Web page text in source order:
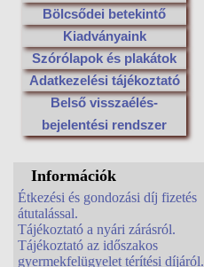
Bölcsődei betekintő
Kiadványaink
Szórólapok és plakátok
Adatkezelési tájékoztató
Belső visszaélés-
bejelentési rendszer
Információk
Étkezési és gondozási díj fizetés
átutalással.
Tájékoztató a nyári zárásról.
Tájékoztató az időszakos
gyermekfelügyelet térítési díjáról.